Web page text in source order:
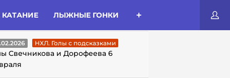
ЛЫЖНЫЕ ГОНКИ
С ПОДСКАЗКАМИ
НХЛ. Голы с подсказками
Свечникова и Дорофеева 6